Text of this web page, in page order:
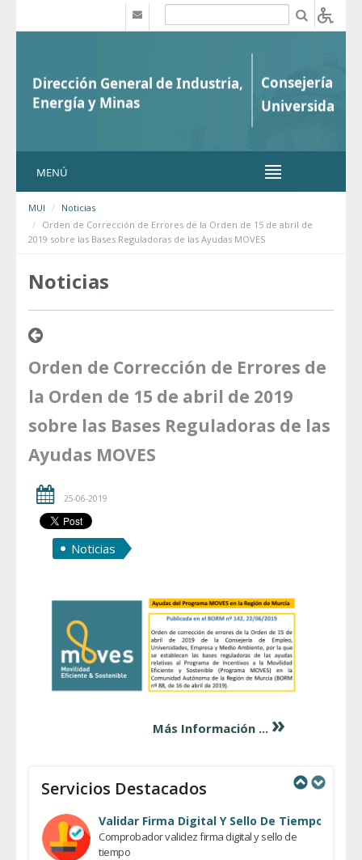
MENÚ
MUI
Noticias
Orden de Corrección de Errores de la Orden de 15 de abril de
2019 sobre las Bases Reguladoras de las Ayudas MOVES
Noticias
Orden de Corrección de Errores de
la Orden de 15 de abril de 2019
sobre las Bases Reguladoras de las
Ayudas MOVES
25-06-2019
Noticias
Más Información ... »
Servicios Destacados
Validar Firma Digital Y Sello De Tiempo
Comprobador validez firma digital y sello de
tiempo
Previous